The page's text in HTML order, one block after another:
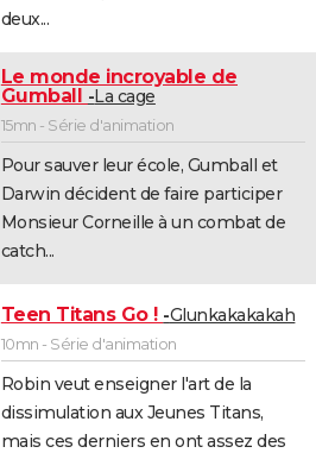
deux...
Le monde incroyable de
Gumball
La cage
15mn - Série d'animation
Pour sauver leur école, Gumball et
Darwin décident de faire participer
Monsieur Corneille à un combat de
catch...
Teen Titans Go ! Glunkakakakah
10mn - Série d'animation
Robin veut enseigner l'art de la
dissimulation aux Jeunes Titans,
mais ces derniers en ont assez des